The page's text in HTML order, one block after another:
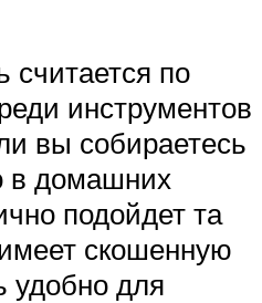
по
инструментов
вы собираетесь
в домашних
подойдет та
скошенную
удобно для